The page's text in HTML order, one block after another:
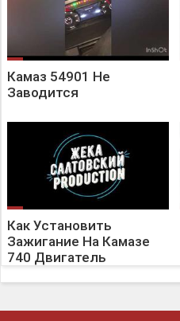
Камаз 54901 Не
Заводится
Как Установить
Зажигание На Камазе
740 Двигатель